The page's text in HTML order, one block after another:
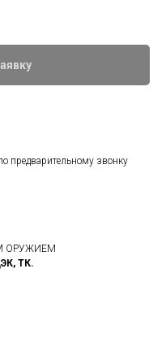
предварительному звонку
ОРУЖИЕМ
ТК.